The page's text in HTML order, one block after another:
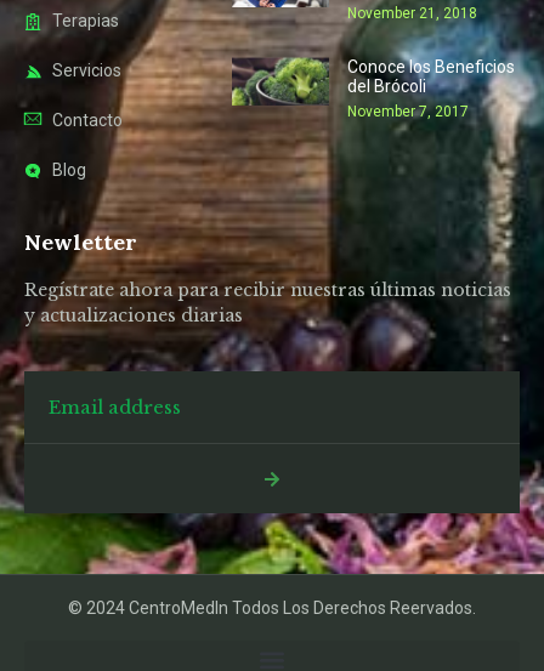
Terapias
Servicios
Contacto
Blog
November 21, 2018
Conoce los Beneficios
del Brócoli
November 7, 2017
Newletter
Regístrate ahora para recibir nuestras últimas noticias
y actualizaciones diarias
© 2024 CentroMedIn Todos Los Derechos Reervados.